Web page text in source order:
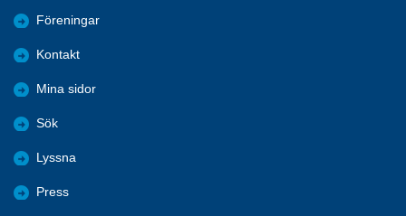
Föreningar
Kontakt
Mina sidor
Sök
Lyssna
Press